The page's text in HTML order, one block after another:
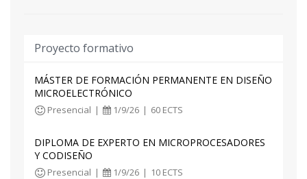
- Diseño MMIC avanzado
Tras cursar el módulo, el alumnado será capaz
de:
típicos de los sistemas de RF
- Diseñar amplificadores y mezcladores para RF
Proyecto formativo
MÁSTER DE FORMACIÓN PERMANENTE EN DISEÑO
MICROELECTRÓNICO
Presencial | 1/9/26 | 60 ECTS
DIPLOMA DE EXPERTO EN MICROPROCESADORES
Y CODISEÑO
Presencial | 1/9/26 | 10 ECTS